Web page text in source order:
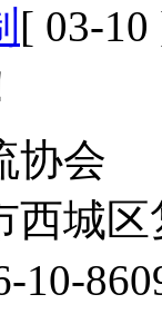
[ 03-10
协会
西城
10-